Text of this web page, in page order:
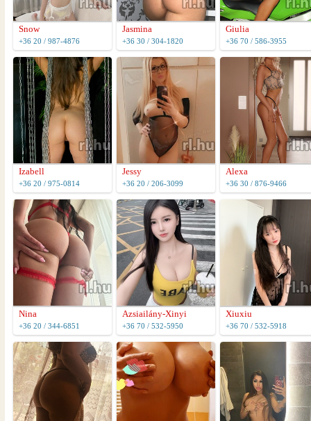
Snow
+36 20 / 987-4876
Jasmina
+36 30 / 304-1820
Giulia
+36 70 / 586-3955
Izabell
+36 20 / 975-0814
Jessy
+36 20 / 206-3099
Alexa
+36 30 / 876-9466
Nina
+36 20 / 344-6851
Azsiailány-Xinyi
+36 70 / 532-5950
Xiuxiu
+36 70 / 532-5918